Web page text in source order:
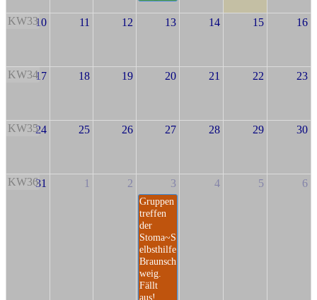
KW3310 11 12 13 14 15 16
KW3417 18 19 20 21 22 23
KW3524 25 26 27 28 29 30
KW3631 1 2 3
Gruppen
treffen
der
Stoma~S
elbsthilfe
Braunsch
weig.
Fällt
aus!
4 5 6